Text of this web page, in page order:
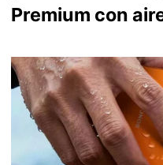
Premium con